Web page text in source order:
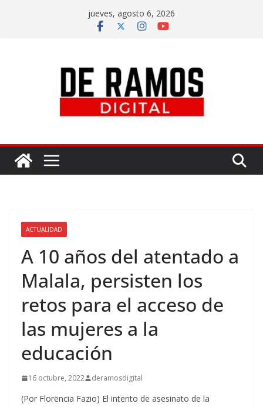
jueves, agosto 6, 2026
ACTUALIDAD
A 10 años del atentado a
Malala, persisten los
retos para el acceso de
las mujeres a la
educación
16 octubre, 2022 deramosdigital
(Por Florencia Fazio) El intento de asesinato de la